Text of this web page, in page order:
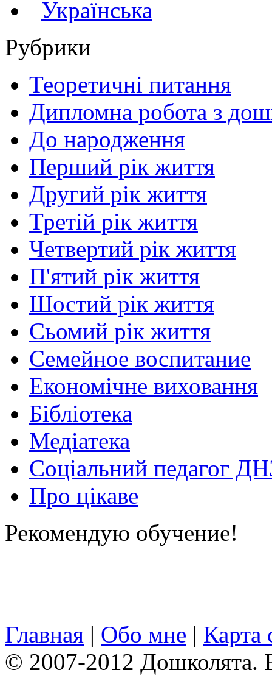
Українська
Рубрики
Теоретичні питання
Дипломна робота з
До народження
Перший рік життя
Другий рік життя
Третій рік життя
Четвертий рік життя
П'ятий рік життя
Шостий рік життя
Сьомий рік життя
Семейное воспитание
Економічне виховання
Бібліотека
Медіатека
Соціальний педагог
Про цікаве
Рекомендую обучение!
Главная | Обо мне | Карта
© 2007-2012 Дошколята.